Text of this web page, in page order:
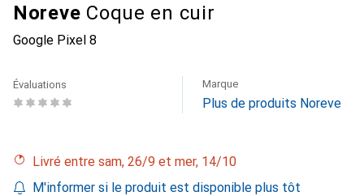
Noreve Coque en cuir
Google Pixel 8
Évaluations Marque
Plus de produits Noreve
Livré entre sam, 26/9 et mer, 14/10
M'informer si le produit est disponible plus tôt